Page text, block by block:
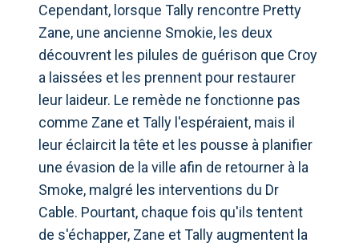
Cependant, lorsque Tally rencontre Pretty
Zane, une ancienne Smokie, les deux
découvrent les pilules de guérison que Croy
a laissées et les prennent pour restaurer
leur laideur. Le remède ne fonctionne pas
comme Zane et Tally l'espéraient, mais il
leur éclaircit la tête et les pousse à planifier
une évasion de la ville afin de retourner à la
Smoke, malgré les interventions du Dr
Cable. Pourtant, chaque fois qu'ils tentent
de s'échapper, Zane et Tally augmentent la